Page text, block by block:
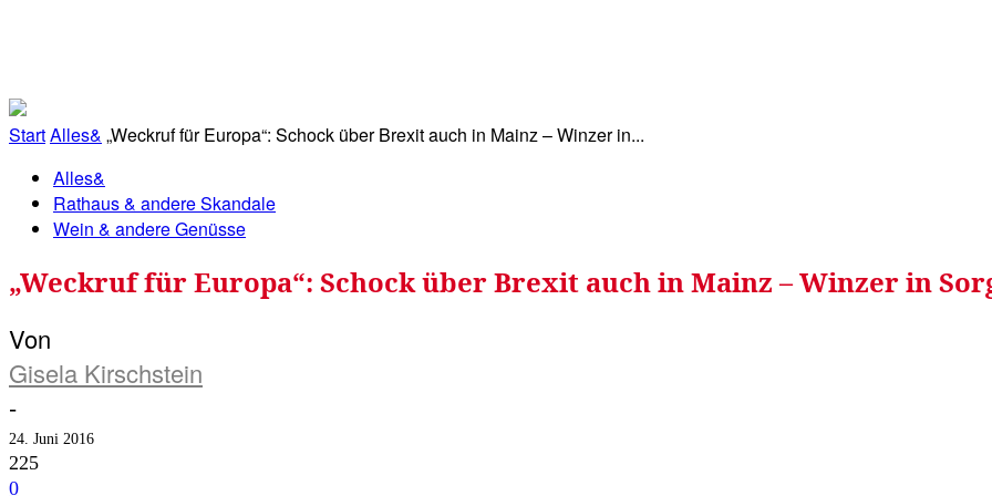
StartAlles& „Weckruf für Europa“: Schock über Brexit auch in Mainz – Winzer in...
Alles&
Rathaus & andere Skandale
Wein & andere Genüsse
„Weckruf für Europa“: Schock über Brexit auch in Mainz – Winzer in
Von
Gisela Kirschstein
-
24. Juni 2016
225
0